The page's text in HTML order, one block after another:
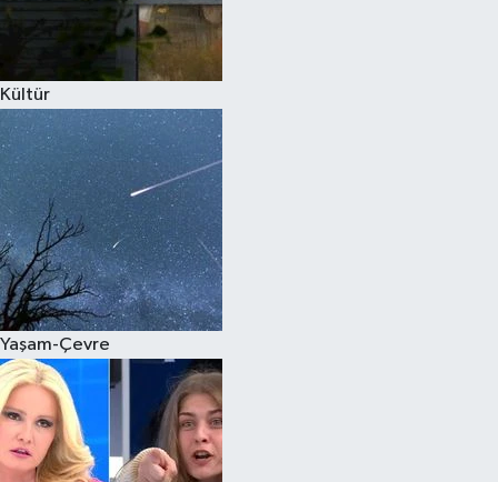
Kültür
Yaşam-Çevre
Çocuk
Eğitim
Hava Durumu
Kadın
Kim kimdir?
Kültür Sanat